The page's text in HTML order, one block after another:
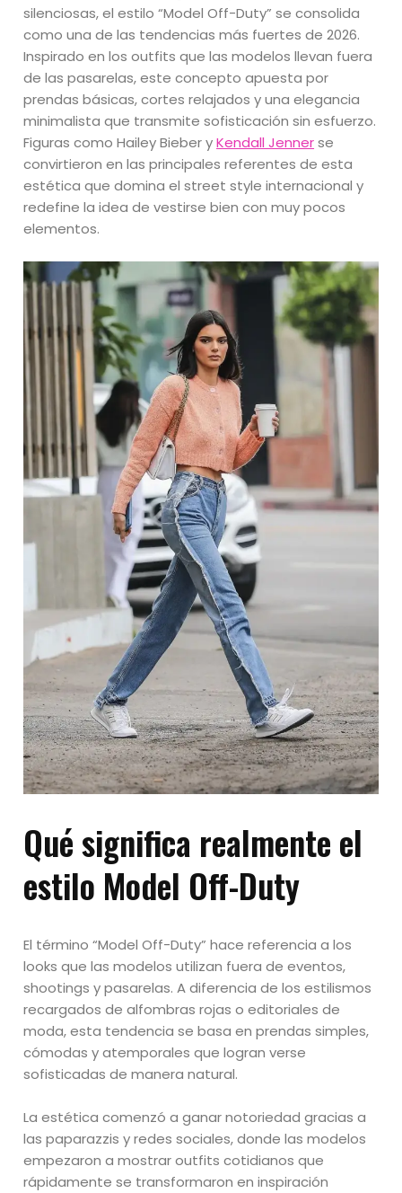
silenciosas, el estilo “Model Off-Duty” se consolida
como una de las tendencias más fuertes de 2026.
Inspirado en los outfits que las modelos llevan fuera
de las pasarelas, este concepto apuesta por
prendas básicas, cortes relajados y una elegancia
minimalista que transmite sofisticación sin esfuerzo.
Figuras como Hailey Bieber yKendall Jennerse
convirtieron en las principales referentes de esta
estética que domina el street style internacional y
redefine la idea de vestirse bien con muy pocos
elementos.
Qué significa realmente el
estilo Model Off-Duty
El término “Model Off-Duty” hace referencia a los
looks que las modelos utilizan fuera de eventos,
shootings y pasarelas. A diferencia de los estilismos
recargados de alfombras rojas o editoriales de
moda, esta tendencia se basa en prendas simples,
cómodas y atemporales que logran verse
sofisticadas de manera natural.
La estética comenzó a ganar notoriedad gracias a
las paparazzis y redes sociales, donde las modelos
empezaron a mostrar outfits cotidianos que
rápidamente se transformaron en inspiración